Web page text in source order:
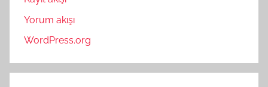
Yorum akışı
WordPress.org